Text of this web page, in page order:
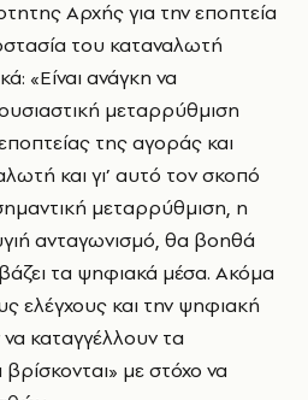
Αρχής για την εποπτεία
του καταναλωτή
«Είναι ανάγκη να
μεταρρύθμιση
της αγοράς και
και γι’ αυτό τον σκοπό
μεταρρύθμιση, η
ανταγωνισμό, θα βοηθά
τα ψηφιακά μέσα. Ακόμα
ελέγχους και την ψηφιακή
καταγγέλλουν τα
με στόχο να